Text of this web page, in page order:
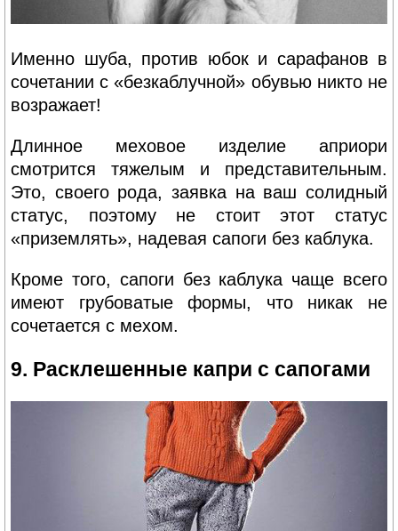
Именно шуба, против юбок и сарафанов в
сочетании с «безкаблучной» обувью никто не
возражает!
Длинное меховое изделие априори
смотрится тяжелым и представительным.
Это, своего рода, заявка на ваш солидный
статус, поэтому не стоит этот статус
«приземлять», надевая сапоги без каблука.
Кроме того, сапоги без каблука чаще всего
имеют грубоватые формы, что никак не
сочетается с мехом.
9. Расклешенные капри с сапогами